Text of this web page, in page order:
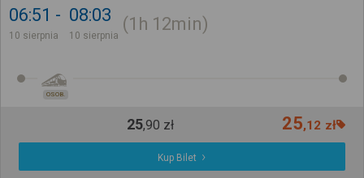
06:51
10 sierpnia
08:03
10 sierpnia
1h 12min
OSOB.
25,90 zł 25,12 zł
Kup Bilet